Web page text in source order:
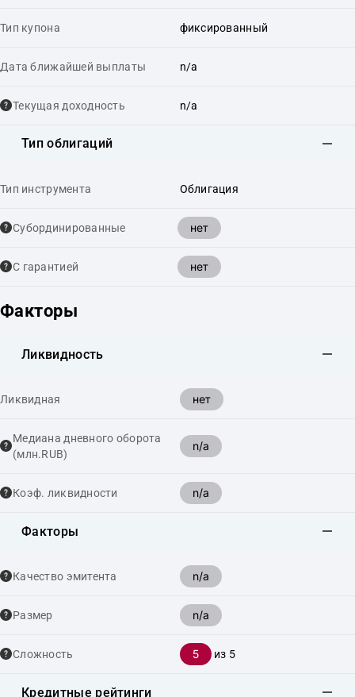
Тип купона фиксированный
Дата ближайшей выплаты n/a
Текущая доходность n/a
Тип облигаций
Тип инструмента Облигация
Cубординированные нет
С гарантией нет
Факторы
Ликвидность
Ликвидная нет
Медиана дневного оборота
(млн.RUB)
n/a
Коэф. ликвидности n/a
Факторы
Качество эмитента n/a
Размер n/a
Сложность 5 из 5
Кредитные рейтинги